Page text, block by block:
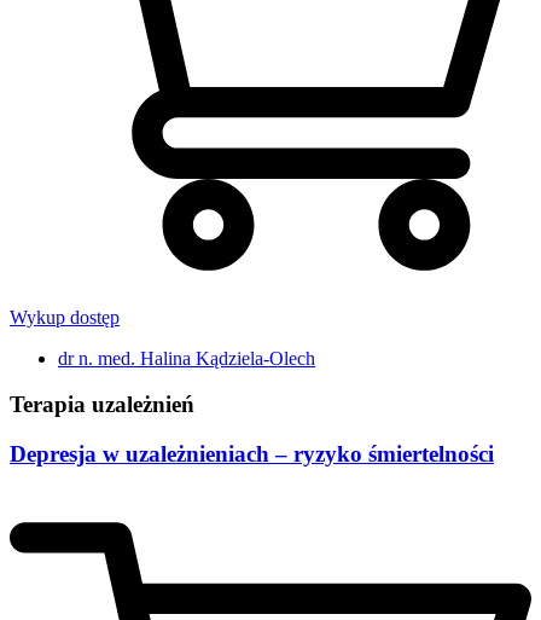
Wykup dostęp
dr n. med. Halina Kądziela-Olech
Terapia uzależnień
Depresja w uzależnieniach – ryzyko śmiertelności